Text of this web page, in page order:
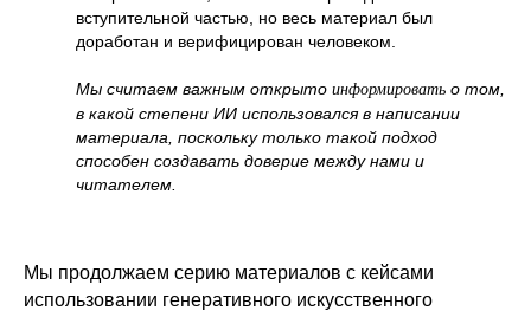
вступительной частью, но весь материал был
доработан и верифицирован человеком.
Мы считаем важным открыто информировать о том,
в какой степени ИИ использовался в написании
материала, поскольку только такой подход
способен создавать доверие между нами и
читателем.
Мы продолжаем серию материалов с кейсами
использовании генеративного искусственного